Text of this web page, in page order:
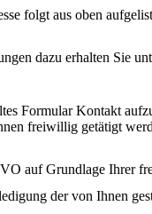
folgt aus oben
dazu erhalten Sie
Formular Kontakt
freiwillig getätigt
auf Grundlage Ihrer
der von Ihnen